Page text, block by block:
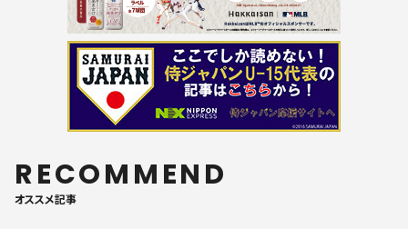
RECOMMEND
オススメ記事